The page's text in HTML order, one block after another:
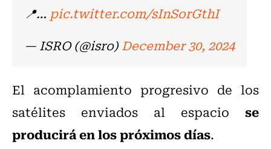
📍… pic.twitter.com/sInSorGthI
— ISRO (@isro)December 30, 2024
El acomplamiento progresivo de los
satélites enviados al espacio se
producirá en los próximos días.